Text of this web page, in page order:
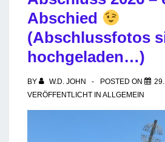
Abschied
(Abschlussfotos
hochgeladen…)
BY W.D. JOHN POSTED ON
VERÖFFENTLICHT IN ALLGEMEIN